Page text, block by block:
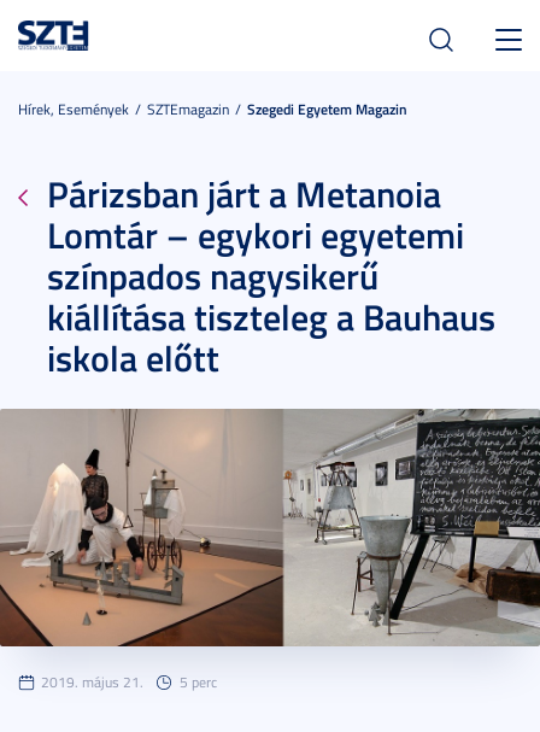
Hírek, Események SZTEmagazin Szegedi Egyetem Magazin
Párizsban járt a Metanoia
Lomtár – egykori egyetemi
színpados nagysikerű
kiállítása tiszteleg a Bauhaus
iskola előtt
2019. május 21. 5 perc